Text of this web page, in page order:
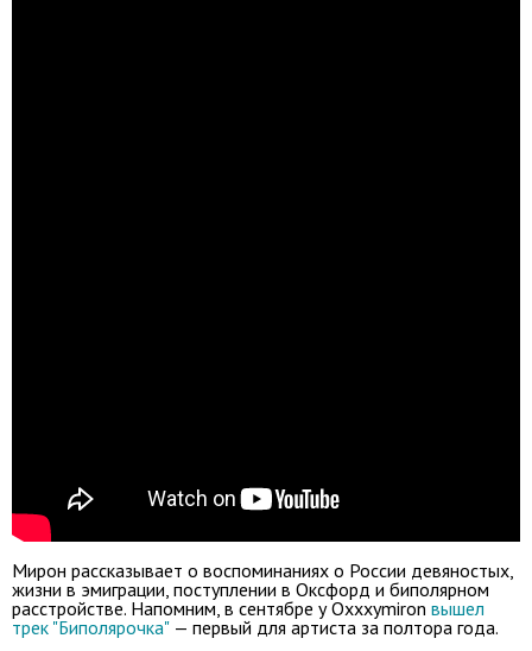
Мирон рассказывает о воспоминаниях о России девяностых,
жизни в эмиграции, поступлении в Оксфорд и биполярном
расстройстве. Напомним, в сентябре у Oxxxymiron вышел
трек "Биполярочка" — первый для артиста за полтора года.